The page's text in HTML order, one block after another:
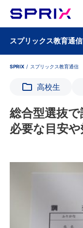
スプリックス教育通信
SPRIX / スプリックス教育通信
高校生
総合型選抜
必要な目安